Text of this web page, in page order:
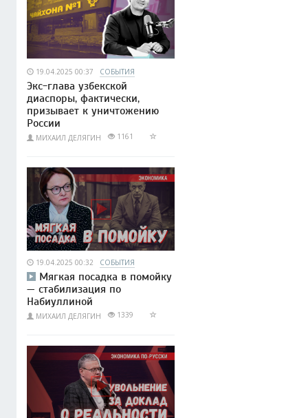
19.04.2025 00:37 СОБЫТИЯ
Экс-глава узбекской
диаспоры, фактически,
призывает к уничтожению
России
МИХАИЛ ДЕЛЯГИН 1161
19.04.2025 00:32 СОБЫТИЯ
Мягкая посадка в помойку
— стабилизация по
Набиуллиной
МИХАИЛ ДЕЛЯГИН 1339